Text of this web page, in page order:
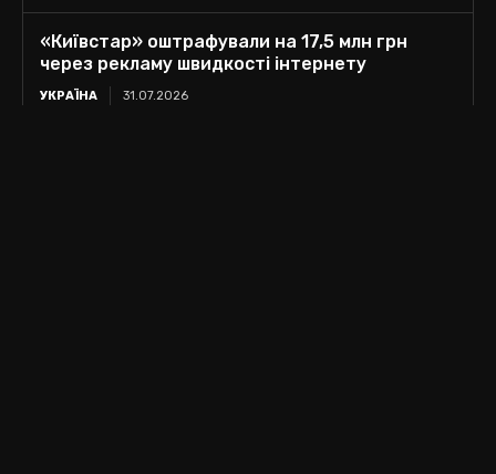
«Київстар» оштрафували на 17,5 млн грн
через рекламу швидкості інтернету
УКРАЇНА 31.07.2026